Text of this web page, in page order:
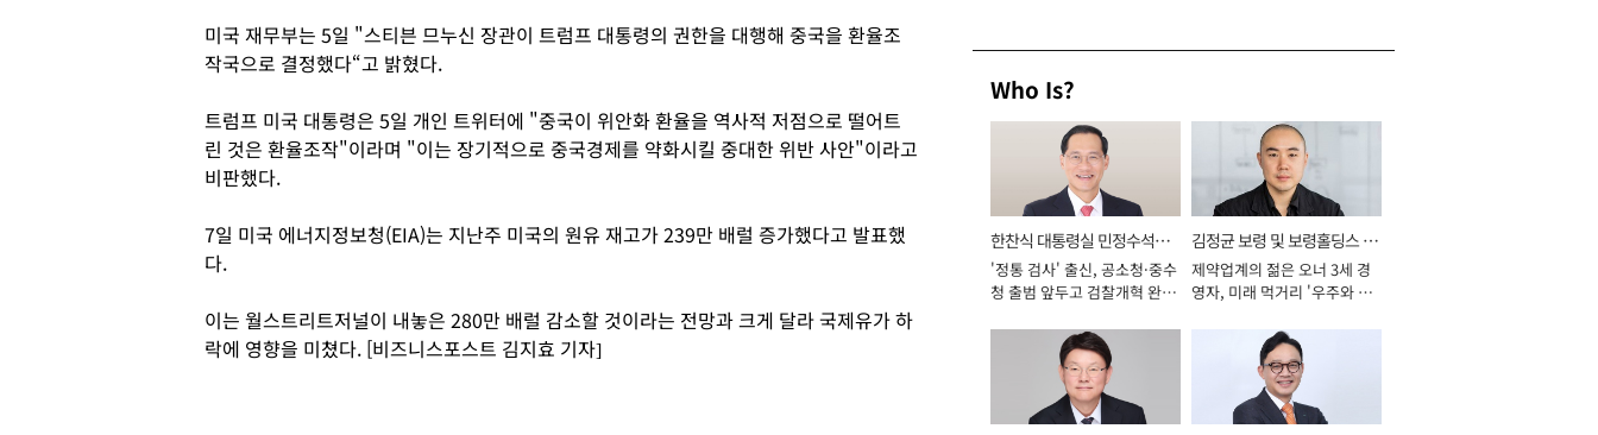
미국 재무부는 5일 "스티븐 므누신 장관이 트럼프 대통령의 권한을 대행해 중국을 환율조
작국으로 결정했다“고 밝혔다.
트럼프 미국 대통령은 5일 개인 트위터에 "중국이 위안화 환율을 역사적 저점으로 떨어트
린 것은 환율조작"이라며 "이는 장기적으로 중국경제를 약화시킬 중대한 위반 사안"이라고
비판했다.
7일 미국 에너지정보청(EIA)는 지난주 미국의 원유 재고가 239만 배럴 증가했다고 발표했
다.
이는 월스트리트저널이 내놓은 280만 배럴 감소할 것이라는 전망과 크게 달라 국제유가 하
락에 영향을 미쳤다. [비즈니스포스트 김지효 기자]
Who Is?
한찬식 대통령실 민정수석비
서관
'정통 검사' 출신, 공소청·중수
청 출범 앞두고 검찰개혁 완수
김정균 보령 및 보령홀딩스 대
표이사 사장
제약업계의 젊은 오너 3세 경
영자, 미래 먹거리 '우주와 헬